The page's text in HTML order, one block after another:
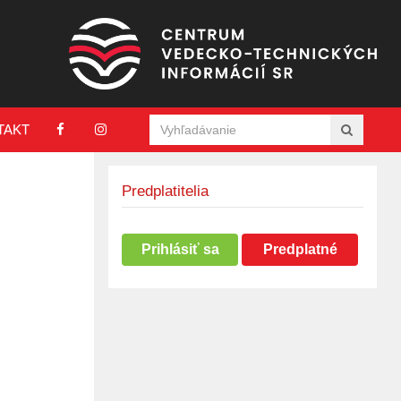
Predplatitelia
Prihlásiť sa Predplatné